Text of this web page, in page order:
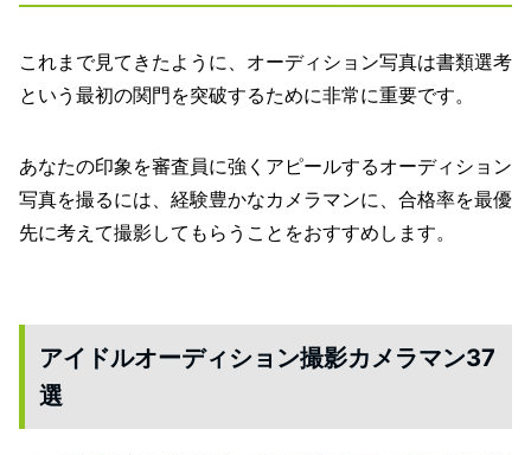
これまで見てきたように、オーディション写真は書類選考
という最初の関門を突破するために非常に重要です。
あなたの印象を審査員に強くアピールするオーディション
写真を撮るには、経験豊かなカメラマンに、合格率を最優
先に考えて撮影してもらうことをおすすめします。
アイドルオーディション撮影カメラマン37
選